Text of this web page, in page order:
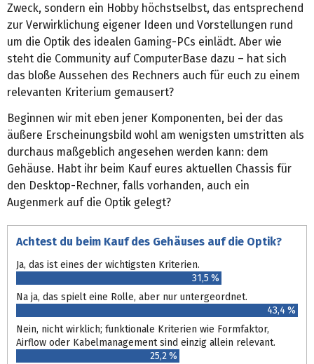
Zweck, sondern ein Hobby höchstselbst, das entsprechend
zur Verwirklichung eigener Ideen und Vorstellungen rund
um die Optik des idealen Gaming-PCs einlädt. Aber wie
steht die Community auf ComputerBase dazu – hat sich
das bloße Aussehen des Rechners auch für euch zu einem
relevanten Kriterium gemausert?
Beginnen wir mit eben jener Komponenten, bei der das
äußere Erscheinungsbild wohl am wenigsten umstritten als
durchaus maßgeblich angesehen werden kann: dem
Gehäuse. Habt ihr beim Kauf eures aktuellen Chassis für
den Desktop-Rechner, falls vorhanden, auch ein
Augenmerk auf die Optik gelegt?
Achtest du beim Kauf des Gehäuses auf die Optik?
Ja, das ist eines der wichtigsten Kriterien.
31,5 %
Na ja, das spielt eine Rolle, aber nur untergeordnet.
43,4 %
Nein, nicht wirklich; funktionale Kriterien wie Formfaktor,
Airflow oder Kabelmanagement sind einzig allein relevant.
25,2 %